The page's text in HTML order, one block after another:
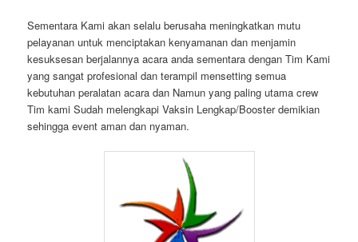
Sementara Kami akan selalu berusaha meningkatkan mutu
pelayanan untuk menciptakan kenyamanan dan menjamin
kesuksesan berjalannya acara anda sementara dengan Tim Kami
yang sangat profesional dan terampil mensetting semua
kebutuhan peralatan acara dan Namun yang paling utama crew
Tim kami Sudah melengkapi Vaksin Lengkap/Booster demikian
sehingga event aman dan nyaman.